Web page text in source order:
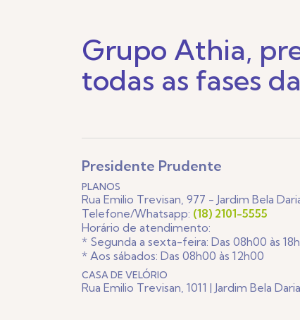
Grupo Athia,
todas as fases
Presidente Prudente
PLANOS
Rua Emilio Trevisan, 977 - Jardim Bela
Telefone/Whatsapp: (18) 2101-5555
Horário de atendimento:
* Segunda a sexta-feira: Das 08h00 às
* Aos sábados: Das 08h00 às 12h00
CASA DE VELÓRIO
Rua Emilio Trevisan, 1011 | Jardim Bela Daria